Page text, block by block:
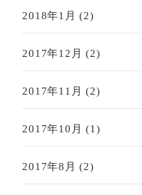
2018年1月 (2)
2017年12月 (2)
2017年11月 (2)
2017年10月 (1)
2017年8月 (2)